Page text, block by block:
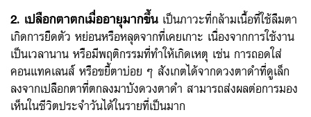
2. เปลือกตาตกเมื่ออายุมากขึ้น เป็นภาวะที่กล้ามเนื้อที่ใช้ลืมตา
เกิดการยืดตัว หย่อนหรือหลุดจากที่เคยเกาะ เนื่องจากการใช้งาน
เป็นเวลานาน หรือมีพฤติกรรมที่ทำให้เกิดเหตุ เช่น การถอดใส่
คอนแทคเลนส์ หรือขยี้ตาบ่อย ๆ สังเกตได้จากดวงตาดำที่ดูเล็ก
ลงจากเปลือกตาที่ตกลงมาบังดวงตาดำ สามารถส่งผลต่อการมอง
เห็นในชีวิตประจำวันได้ในรายที่เป็นมาก